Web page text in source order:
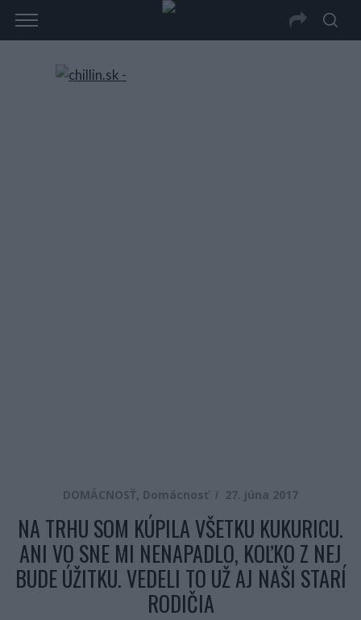
DOMÁCNOSŤ, Domácnosť 27. júna 2017
NA TRHU SOM KÚPILA VŠETKU KUKURICU.
ANI VO SNE MI NENAPADLO, KOĽKO Z NEJ
BUDE ÚŽITKU. VEDELI TO UŽ AJ NAŠI STARÍ
RODIČIA